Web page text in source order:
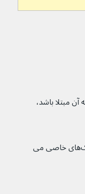
مبتلا باشد،
برخی از افراد متوجه می شوند که محرک‌های خاصی می